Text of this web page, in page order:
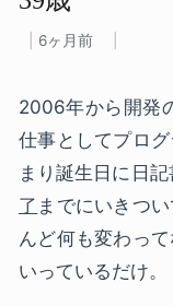
6ヶ月前
2006年から開発
仕事としてプロ
まり誕生日に日
了 までにいきつ
んど何も変わっ
いっているだけ。